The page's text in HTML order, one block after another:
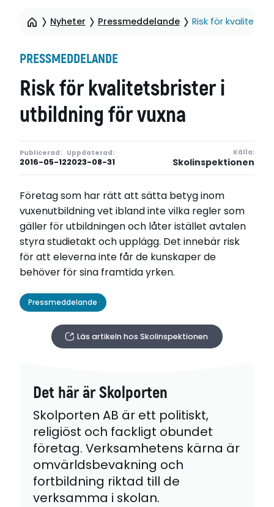
Nyheter Pressmeddelande Risk för
PRESSMEDDELANDE
Risk för kvalitetsbrister i
utbildning för vuxna
Publicerad:
2016-05-12
Uppdaterad:
2023-08-31
Källa:
Skolinspektionen
Företag som har rätt att sätta betyg inom
vuxenutbildning vet ibland inte vilka regler som
gäller för utbildningen och låter istället avtalen
styra studietakt och upplägg. Det innebär risk
för att eleverna inte får de kunskaper de
behöver för sina framtida yrken.
Pressmeddelande
Läs artikeln hos Skolinspektionen
Det här är Skolporten
Skolporten AB är ett politiskt,
religiöst och fackligt obundet
företag. Verksamhetens kärna är
omvärldsbevakning och
fortbildning riktad till de
verksamma i skolan.